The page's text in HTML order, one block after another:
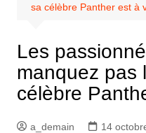
sa célèbre Panther est à
Les
manquez pas
célèbre
a_demain 14